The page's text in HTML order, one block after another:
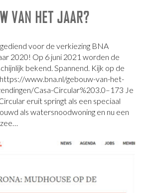
VAN HET JAAR?
voor de verkiezing BNA
2020! Op 6 juni 2021 worden de
bekend. Spannend. Kijk op de
www.bna.nl/gebouw-van-het-
Casa-Circular%203.0–173 Je
eruit springt als een speciaal
als watersnoodwoning en nu een